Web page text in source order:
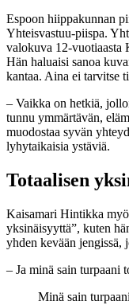
Espoon hiippakunnan
Yhteisvastuu-piispa.
valokuva 12-vuotiaasta
Hän haluaisi sanoa
kantaa. Aina ei tarvitse
– Vaikka on hetkiä,
tunnu ymmärtävän,
muodostaa syvän
lyhytaikaisia ystäviä.
Totaalisen
Kaisamari Hintikka
yksinäisyyttä”, kuten
yhden kevään
– Ja minä sain turpaani
Minä sain